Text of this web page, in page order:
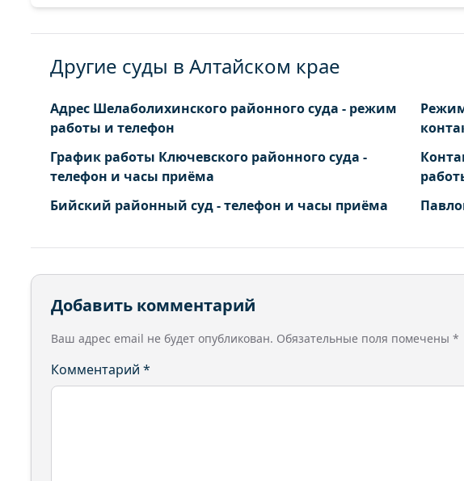
Другие суды в Алтайском крае
Адрес Шелаболихинского районного суда - режим
работы и телефон
График работы Ключевского районного суда -
телефон и часы приёма
Бийский районный суд - телефон и часы приёма
Добавить комментарий
Ваш адрес email не будет опубликован. Обязательные поля помечены *
Комментарий *